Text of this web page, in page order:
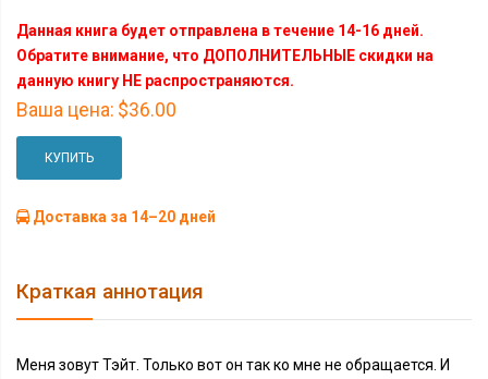
Данная книга будет отправлена в течение 14-16 дней.
Обратите внимание, что ДОПОЛНИТЕЛЬНЫЕ скидки на
данную книгу НЕ распространяются.
Ваша цена: $36.00
КУПИТЬ
Доставка за 14–20 дней
Краткая аннотация
Меня зовут Тэйт. Только вот он так ко мне не обращается. И